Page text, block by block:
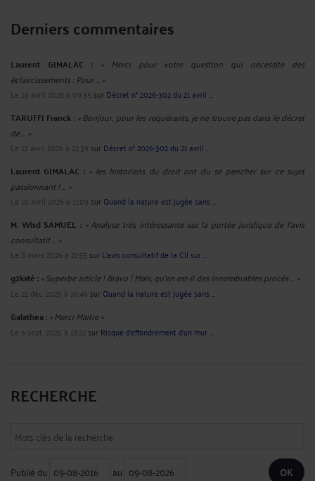
Derniers commentaires
Laurent GIMALAC : « Merci pour votre question qui nécessite des
éclaircissements : Pour ... »
Le 23 avril 2026 à 09:35 sur Décret n° 2026-302 du 21 avril ...
TARUFFI Franck : « Bonjour, pour les requérants, je ne trouve pas dans le décret
de ... »
Le 22 avril 2026 à 22:39 sur Décret n° 2026-302 du 21 avril ...
Laurent GIMALAC : « les historiens du droit ont du se pencher sur ce sujet
passionnant ! ... »
Le 10 avril 2026 à 11:09 sur Quand la nature est jugée sans ...
M. Wisd SAMUEL : « Analyse très intéressante sur la portée juridique de l’avis
consultatif ... »
Le 8 mars 2026 à 21:55 sur L’avis consultatif de la CIJ sur ...
g2ksté :« Superbe article ! Bravo ! Mais, qu'en est-il des innombrables procès ... »
Le 22 déc. 2025 à 10:46 sur Quand la nature est jugée sans ...
Galathea :« Merci Maitre »
Le 6 sept. 2025 à 13:22sur Risque d’effondrement d’un mur ...
RECHERCHE
Publié du au